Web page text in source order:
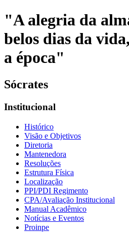
"A alegria da
belos dias da
a época"
Sócrates
Institucional
Histórico
Visão e Objetivos
Diretoria
Mantenedora
Resoluções
Estrutura Física
Localização
PPI/PDI Regimento
CPA/Avaliação Institucional
Manual Acadêmico
Notícias e Eventos
Proinpe